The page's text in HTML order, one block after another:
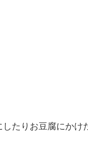
たりお豆腐にかけ